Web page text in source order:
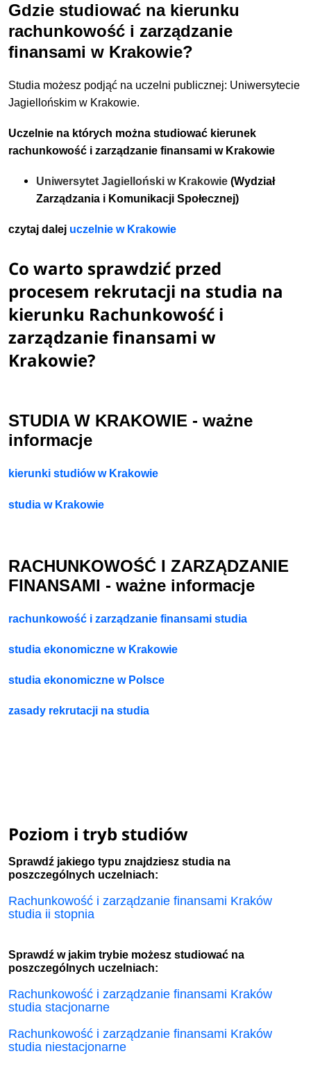
Gdzie studiować na kierunku
rachunkowość i zarządzanie
finansami w Krakowie?
Studia możesz podjąć na uczelni publicznej: Uniwersytecie
Jagiellońskim w Krakowie.
Uczelnie na których można studiować kierunek
rachunkowość i zarządzanie finansami w Krakowie
Uniwersytet Jagielloński w Krakowie (Wydział
Zarządzania i Komunikacji Społecznej)
czytaj dalej uczelnie w Krakowie
Co warto sprawdzić przed
procesem rekrutacji na studia na
kierunku Rachunkowość i
zarządzanie finansami w
Krakowie?
STUDIA W KRAKOWIE - ważne
informacje
kierunki studiów w Krakowie
studia w Krakowie
RACHUNKOWOŚĆ I ZARZĄDZANIE
FINANSAMI - ważne informacje
rachunkowość i zarządzanie finansami studia
studia ekonomiczne w Krakowie
studia ekonomiczne w Polsce
zasady rekrutacji na studia
Poziom i tryb studiów
Sprawdź jakiego typu znajdziesz studia na
poszczególnych uczelniach:
Rachunkowość i zarządzanie finansami Kraków
studia ii stopnia
Sprawdź w jakim trybie możesz studiować na
poszczególnych uczelniach:
Rachunkowość i zarządzanie finansami Kraków
studia stacjonarne
Rachunkowość i zarządzanie finansami Kraków
studia niestacjonarne